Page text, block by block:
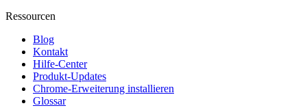
Ressourcen
Blog
Kontakt
Hilfe-Center
Produkt-Updates
Chrome-Erweiterung installieren
Glossar